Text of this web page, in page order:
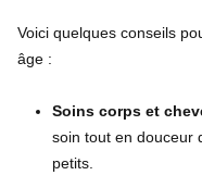
Voici quelques conseils
âge :
Soins corps et
soin tout en douceur
petits.